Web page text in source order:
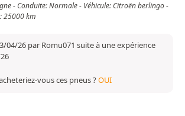
- Conduite: Normale - Véhicule: Citroën berlingo -
25000 km
04/26 par Romu071 suite à une expérience
vous ces pneus ?OUI